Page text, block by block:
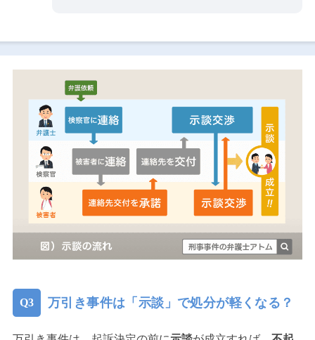
万引き事件は「示談」で処分が軽くなる？